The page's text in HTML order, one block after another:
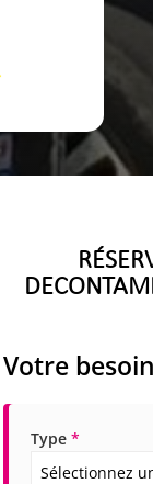
Votre
Type *
Sélectionnez